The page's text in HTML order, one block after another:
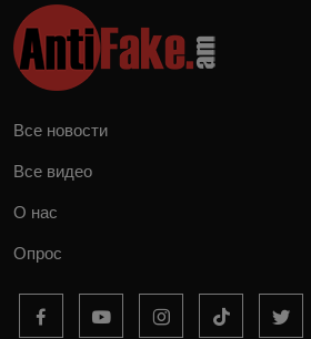
Все новости
Все видео
О нас
Опрос